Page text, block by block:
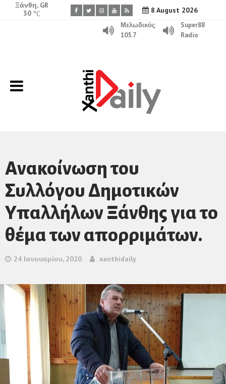
8 August 2026
Ξάνθη, GR
30 °C
Μελωδικός
105.7
Super88
Radio
Aνακοίνωση του
Συλλόγου Δημοτικών
Υπαλλήλων Ξάνθης για το
θέμα των απορριμάτων.
24 Ιανουαρίου, 2020 xanthidaily